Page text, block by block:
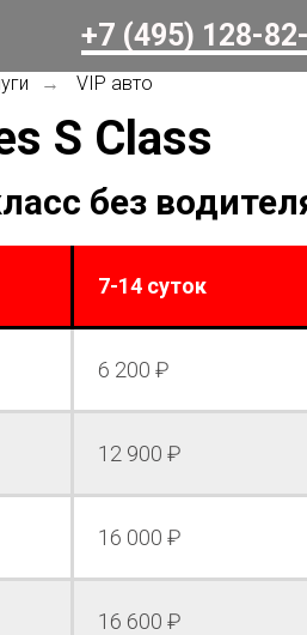
+7 (495) 128-
→ VIP авто
S Class
без
7-14 суток
6 200 ₽
12 900 ₽
16 000 ₽
16 600 ₽